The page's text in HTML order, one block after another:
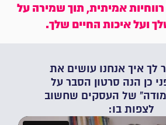
אמיתית, תוך שמירה על
ועל איכות החיים שלך.
לך איך אנחנו עושים את
כן הנה סרטון הסבר על
של העסקים שחשוב
לצפות בו: